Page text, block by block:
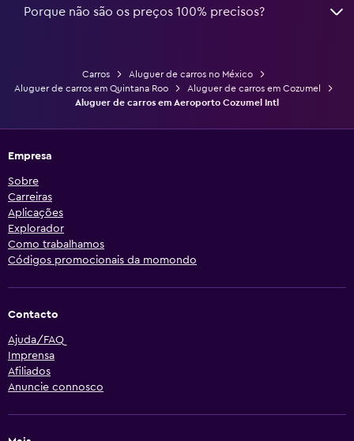
Porque não são os preços 100% precisos?
Carros
Aluguer de carros no México
Aluguer de carros em Quintana Roo
Aluguer de carros em Cozumel
Aluguer de carros em Aeroporto Cozumel Intl
Empresa
Sobre
Carreiras
Aplicações
Explorador
Como trabalhamos
Códigos promocionais da momondo
Contacto
Ajuda/FAQ
Imprensa
Afiliados
Anuncie connosco